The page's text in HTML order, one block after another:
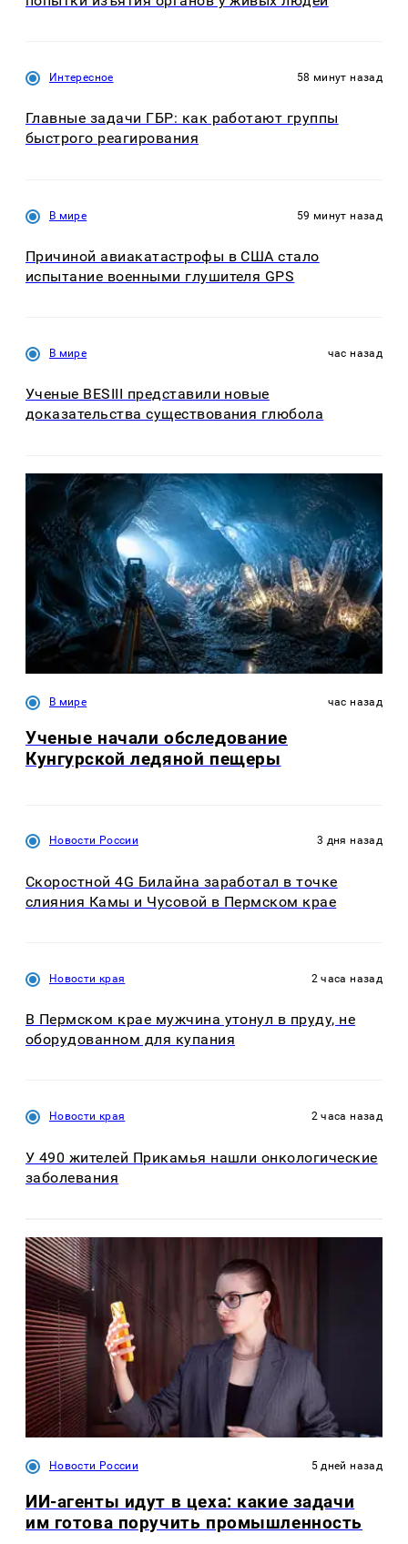
Интересное 58 минут назад
Главные задачи ГБР: как работают группы
быстрого реагирования
В мире 59 минут назад
Причиной авиакатастрофы в США стало
испытание военными глушителя GPS
В мире час назад
Ученые BESIII представили новые
доказательства существования глюбола
В мире час назад
Ученые начали обследование
Кунгурской ледяной пещеры
Новости России 3 дня назад
Скоростной 4G Билайна заработал в точке
слияния Камы и Чусовой в Пермском крае
Новости края 2 часа назад
В Пермском крае мужчина утонул в пруду, не
оборудованном для купания
Новости края 2 часа назад
У 490 жителей Прикамья нашли онкологические
заболевания
Новости России 5 дней назад
ИИ-агенты идут в цеха: какие задачи
им готова поручить промышленность